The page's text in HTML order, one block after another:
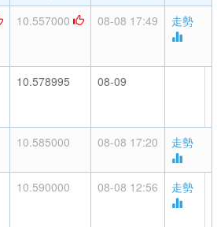
10.557000 08-08 17:49 走勢
10.578995 08-09
10.585000 08-08 17:20 走勢
10.590000 08-08 12:56 走勢